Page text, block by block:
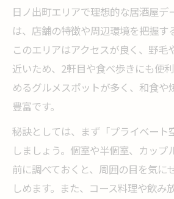
居酒屋デートで会話を楽
会話が盛り上がる居酒屋
日ノ出町の居酒屋で距離
居酒屋デートで自然体にな
居酒屋デートをお得にす
クーポン活用で賢く楽し
予約サイトを利用した居
日ノ出町エリアで理想的な居酒屋デ
は、店舗の特徴や周辺環境を把握す
このエリアはアクセスが良く、野毛
近いため、2軒目や食べ歩きにも便
めるグルメスポットが多く、和食や
豊富です。
秘訣としては、まず「プライベート
しましょう。個室や半個室、カップ
前に調べておくと、周囲の目を気に
しめます。また、コース料理や飲み